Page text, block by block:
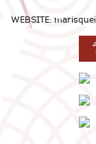
WEBSITE: